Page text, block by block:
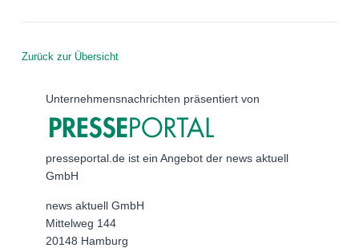
Zurück zur Übersicht
Unternehmensnachrichten präsentiert von
presseportal.de ist ein Angebot der news aktuell
GmbH
news aktuell GmbH
Mittelweg 144
20148 Hamburg